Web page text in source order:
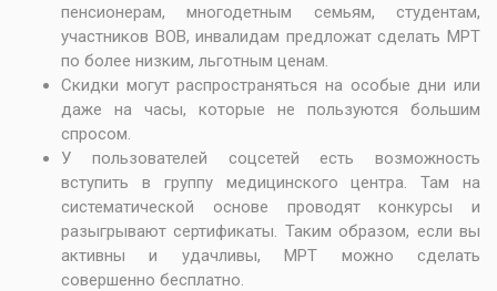
пенсионерам, многодетным семьям, студентам,
участников ВОВ, инвалидам предложат сделать МРТ
по более низким, льготным ценам.
Скидки могут распространяться на особые дни или
даже на часы, которые не пользуются большим
спросом.
У пользователей соцсетей есть возможность
вступить в группу медицинского центра. Там на
систематической основе проводят конкурсы и
разыгрывают сертификаты. Таким образом, если вы
активны и удачливы, МРТ можно сделать
совершенно бесплатно.